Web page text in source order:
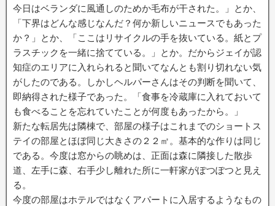
今日はベランダに風通しのためか毛布が干された。」とか、
「下界はどんな感じなんだ？何か新しいニュースでもあった
か？」とか、「ここはリサイクルの手を抜いている。紙とプ
ラスチックを一緒に捨てている。」とか。だからジェイが認
知症のエリアに入れられると聞いてなんとも割り切れない気
がしたのである。しかしヘルパーさんはその判断を聞いて、
即納得された様子であった。「食事を冷蔵庫に入れておいて
も食べることを忘れていたことが何度もあったから。」
新たな転居先は隣棟で、部屋の様子はこれまでのショートス
テイの部屋とほぼ同じ大きさの２２㎡。基本的な作りは同じ
である。今度は窓からの眺めは、正面は森に隣接した散歩
道、左手に森、右手少し離れた所に一軒家がぽつぽつと見え
る。
今度の部屋はホテルではなくアパートに入居するようなもの